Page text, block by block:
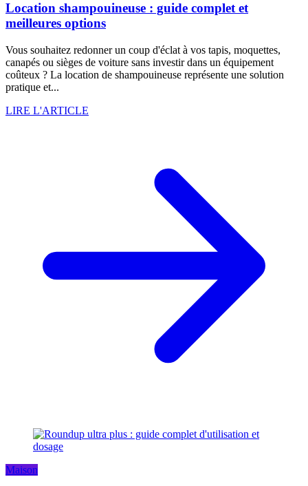
Location shampouineuse : guide complet et
meilleures options
Vous souhaitez redonner un coup d'éclat à vos tapis, moquettes,
canapés ou sièges de voiture sans investir dans un équipement
coûteux ? La location de shampouineuse représente une solution
pratique et...
LIRE L'ARTICLE
Maison